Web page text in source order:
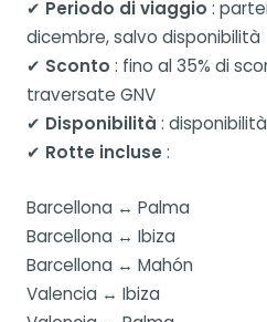
✔ Periodo di viaggio :
dicembre, salvo disponibilità
✔ Sconto : fino al 35% di
traversate GNV
✔ Disponibilità :
✔ Rotte incluse:
Barcellona ↔ Palma
Barcellona ↔ Ibiza
Barcellona ↔ Mahón
Valencia ↔ Ibiza